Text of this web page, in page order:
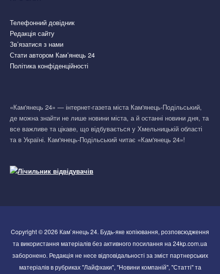
Телефонний довідник
Редакція сайту
Зв’язатися з нами
Стати автором Кам’янець 24
Політика конфіденційності
«Кам'янець 24» — інтернет-газета міста Кам'янець-Подільський,
де можна знайти не лише новини міста, а й останні новини дня, та
все важливе та цікаве, що відбувається у Хмельницькій області
та в Україні. Кам'янець-Подільський читає «Кам'янець 24»!
Copyright © 2026 Кам`янець 24. Будь-яке копіювання, розповсюдження
та використання матеріалів без активного посилання на 24kp.com.ua
заборонено. Редакція не несе відповідальності за зміст партнерських
матеріалів в рубриках "Лайфхаки", "Новини компаній", "Статті" та